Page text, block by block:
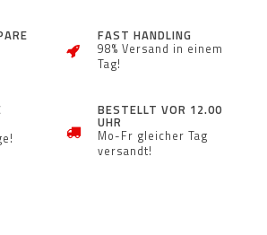
FAST HANDLING
98% Versand in einem
Tag!
BESTELLT VOR 12.00
UHR
Mo-Fr gleicher Tag
versandt!